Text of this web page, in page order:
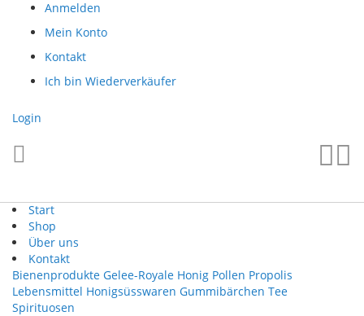
Direkt
Inhalt
Anmelden
Mein Konto
Kontakt
Ich bin Wiederverkäufer
Login
Start
Shop
Über uns
Kontakt
Bienenprodukte Gelee-Royale Honig Pollen Propolis
Lebensmittel Honigsüsswaren Gummibärchen Tee
Spirituosen